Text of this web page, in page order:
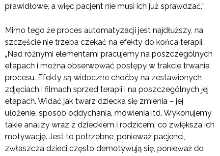
prawidłowe, a więc pacjent nie musi ich już sprawdzać.”
Mimo tego że proces automatyzacji jest najdłuższy, na
szczęście nie trzeba czekać na efekty do końca terapii.
„Nad różnymi elementami pracujemy na poszczególnych
etapach i można obserwować postępy w trakcie trwania
procesu. Efekty są widoczne choćby na zestawionych
zdjęciach i filmach sprzed terapii i na poszczególnych jej
etapach. Widać jak twarz dziecka się zmienia – jej
ułożenie, sposób oddychania, mówienia itd. Wykonujemy
takie analizy wraz z dzieckiem i rodzicem, co zwiększa ich
motywację. Jest to potrzebne, ponieważ pacjenci,
zwłaszcza dzieci często demotywują się, ponieważ do